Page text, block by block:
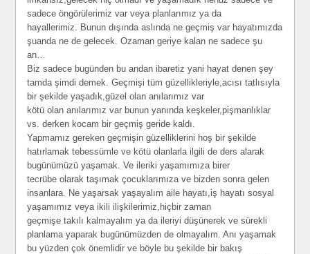
sadece öngörülerimiz var veya planlarımız ya da
hayallerimiz. Bunun dışında aslında ne geçmiş var hayatımızda
şuanda ne de gelecek. Ozaman geriye kalan ne sadece şu
an…
Biz sadece bugünden bu andan ibaretiz yani hayat denen şey
tamda şimdi demek. Geçmişi tüm güzellikleriyle,acısı tatlısıyla
bir şekilde yaşadık,güzel olan anılarımız var
kötü olan anılarımız var bunun yanında keşkeler,pişmanlıklar
vs. derken kocam bir geçmiş geride kaldı.
Yapmamız gereken geçmişin güzelliklerini hoş bir şekilde
hatırlamak tebessümle ve kötü olanlarla ilgili de ders alarak
bugünümüzü yaşamak. Ve ileriki yaşamımıza birer
tecrübe olarak taşımak çocuklarımıza ve bizden sonra gelen
insanlara. Ne yaşarsak yaşayalım aile hayatı,iş hayatı sosyal
yaşamımız veya ikili ilişkilerimiz,hiçbir zaman
geçmişe takılı kalmayalım ya da ileriyi düşünerek ve sürekli
planlama yaparak bugünümüzden de olmayalım. Anı yaşamak
bu yüzden çok önemlidir ve böyle bu şekilde bir bakış